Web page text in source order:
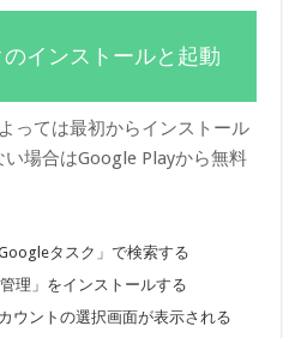
インストールと起動
っては最初からインストール
場合はGoogle Playから無料
タスク」で検索する
理」をインストールする
ウントの選択画面が表示される